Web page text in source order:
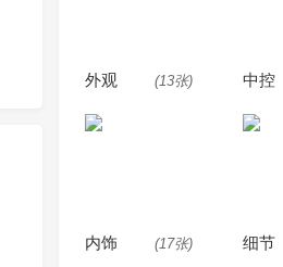
外观 (13张) 中控
内饰 (17张) 细节